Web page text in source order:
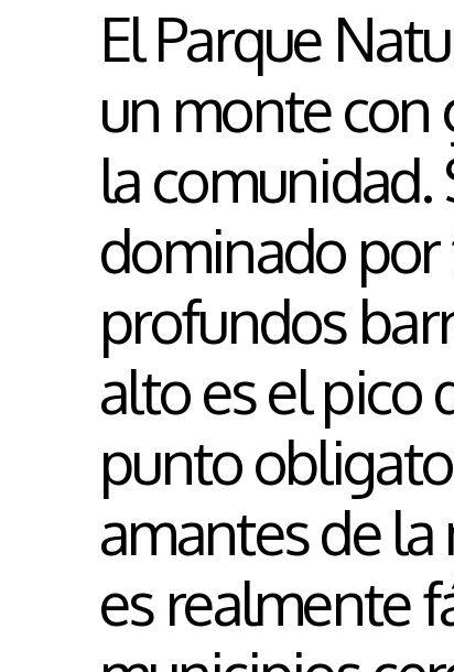
El Parque
un monte con
la comunidad.
dominado
profundos
alto es el pico
punto
amantes de la
es realmente